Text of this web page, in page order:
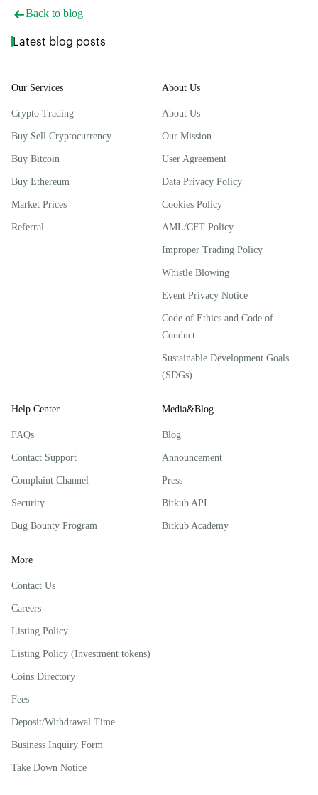
Back to blog
Latest blog posts
Our Services
Crypto Trading
Buy Sell Cryptocurrency
Buy Bitcoin
Buy Ethereum
Market Prices
Referral
About Us
About Us
Our Mission
User Agreement
Data Privacy Policy
Cookies Policy
AML/CFT Policy
Improper Trading Policy
Whistle Blowing
Event Privacy Notice
Code of Ethics and Code of
Conduct
Sustainable Development Goals
(SDGs)
Help Center
FAQs
Contact Support
Complaint Channel
Security
Bug Bounty Program
Media&Blog
Blog
Announcement
Press
Bitkub API
Bitkub Academy
More
Contact Us
Careers
Listing Policy
Listing Policy (Investment tokens)
Coins Directory
Fees
Deposit/Withdrawal Time
Business Inquiry Form
Take Down Notice